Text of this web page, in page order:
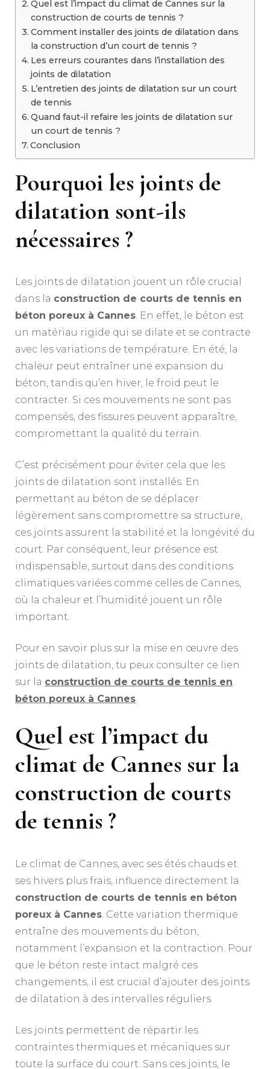
Quel est l’impact du climat de Cannes sur la
construction de courts de tennis ?
Comment installer des joints de dilatation dans
la construction d’un court de tennis ?
Les erreurs courantes dans l’installation des
joints de dilatation
L’entretien des joints de dilatation sur un court
de tennis
Quand faut-il refaire les joints de dilatation sur
un court de tennis ?
Conclusion
Pourquoi les joints de
dilatation sont-ils
nécessaires ?
Les joints de dilatation jouent un rôle crucial
dans la construction de courts de tennis en
béton poreux à Cannes. En effet, le béton est
un matériau rigide qui se dilate et se contracte
avec les variations de température. En été, la
chaleur peut entraîner une expansion du
béton, tandis qu’en hiver, le froid peut le
contracter. Si ces mouvements ne sont pas
compensés, des fissures peuvent apparaître,
compromettant la qualité du terrain.
C’est précisément pour éviter cela que les
joints de dilatation sont installés. En
permettant au béton de se déplacer
légèrement sans compromettre sa structure,
ces joints assurent la stabilité et la longévité du
court. Par conséquent, leur présence est
indispensable, surtout dans des conditions
climatiques variées comme celles de Cannes,
où la chaleur et l’humidité jouent un rôle
important.
Pour en savoir plus sur la mise en œuvre des
joints de dilatation, tu peux consulter ce lien
sur la construction de courts de tennis en
béton poreux à Cannes.
Quel est l’impact du
climat de Cannes sur la
construction de courts
de tennis ?
Le climat de Cannes, avec ses étés chauds et
ses hivers plus frais, influence directement la
construction de courts de tennis en béton
poreux à Cannes . Cette variation thermique
entraîne des mouvements du béton,
notamment l’expansion et la contraction. Pour
que le béton reste intact malgré ces
changements, il est crucial d’ajouter des joints
de dilatation à des intervalles réguliers.
Les joints permettent de répartir les
contraintes thermiques et mécaniques sur
toute la surface du court. Sans ces joints, le